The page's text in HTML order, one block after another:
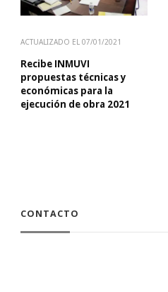
ACTUALIZADO EL 07/01/2021
Recibe INMUVI
propuestas técnicas y
económicas para la
ejecución de obra 2021
CONTACTO